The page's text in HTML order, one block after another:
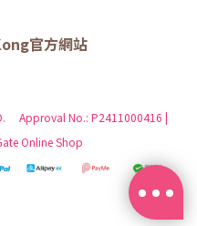
官方網站
Approval No.: P2411000416 |
Online Shop